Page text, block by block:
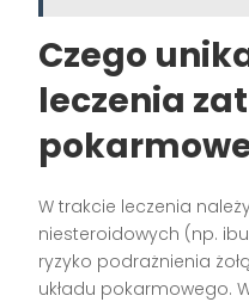
Czego
leczenia
W trakcie leczenia
niesteroidowych (np.
ryzyko podrażnienia
układu pokarmowego.